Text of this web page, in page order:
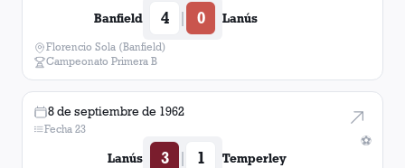
Banfield 4 | 0 Lanús
Florencio Sola (Banfield)
Campeonato Primera B
⚽
8 de septiembre de 1962
Fecha 23
Lanús 3 | 1 Temperley